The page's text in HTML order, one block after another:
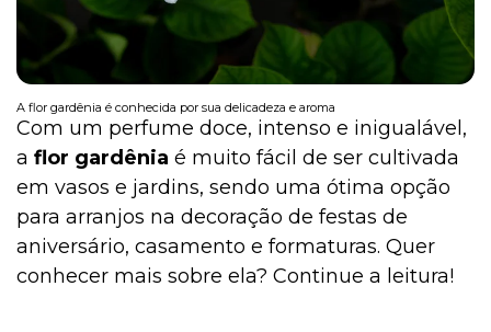
Jardinagem
Institucional
A flor gardênia é conhecida por sua delicadeza e aroma
Com um perfume doce, intenso e inigualável,
a flor gardênia é muito fácil de ser cultivada
em vasos e jardins, sendo uma ótima opção
para arranjos na decoração de festas de
aniversário, casamento e formaturas. Quer
conhecer mais sobre ela? Continue a leitura!